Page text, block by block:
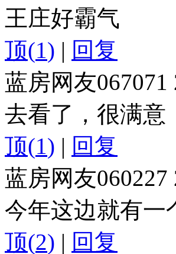
王庄好霸气
顶(1) | 回复
蓝房网友067071
去看了，很满意
顶(1) | 回复
蓝房网友060227
今年这边就有一
顶(2) | 回复